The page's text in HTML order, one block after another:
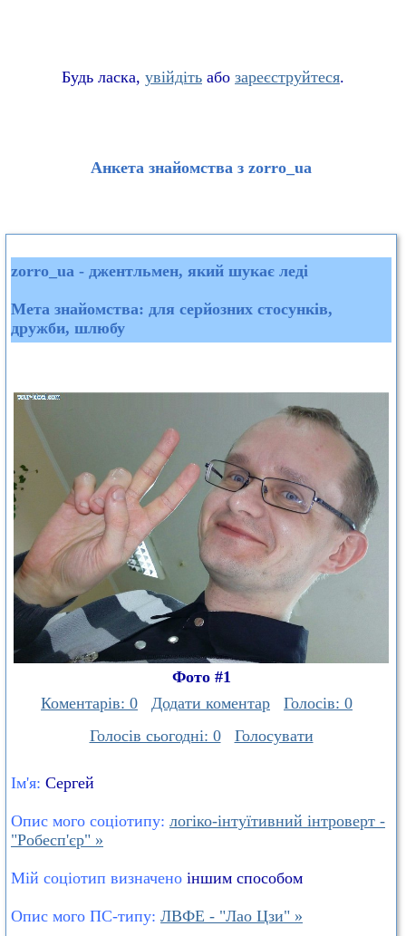
Будь ласка, увійдіть або зареєструйтеся.
Анкета знайомства з zorro_ua
zorro_ua - джентльмен, який шукає леді
Мета знайомства: для серйозних стосунків,
дружби, шлюбу
Фото #1
Коментарів: 0
Додати коментар
Голосів: 0
Голосів сьогодні: 0
Голосувати
Ім'я: Сергей
Опис мого соціотипу: логіко-інтуїтивний інтроверт -
"Робесп'єр" »
Мій соціотип визначено іншим способом
Опис мого ПС-типу: ЛВФЕ - "Лао Цзи" »